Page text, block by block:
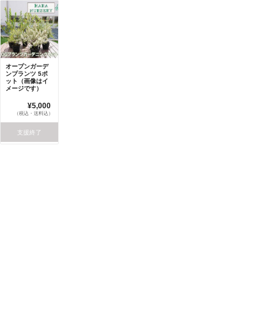
オープンガーデ
ンプランツ 5ポ
ット（画像はイ
メージです）
¥5,000
（税込・送料込）
支援終了